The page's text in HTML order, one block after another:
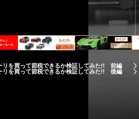
リを買って節税できるか検証してみた!! 前編
リを買って節税できるか検証してみた!! 後編